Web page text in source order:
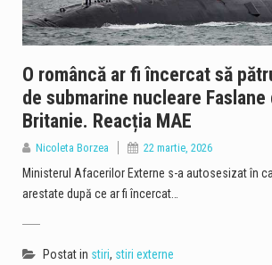
O româncă ar fi încercat să
de submarine nucleare Faslane
Britanie. Reacția MAE
Nicoleta Borzea 22 martie, 2026
Ministerul Afacerilor Externe s-a autosesizat în
arestate după ce ar fi încercat…
Postat in stiri, stiri externe